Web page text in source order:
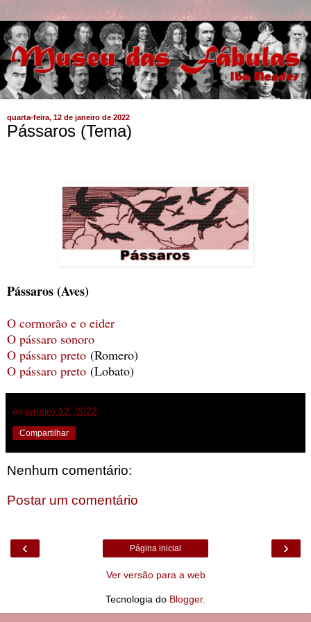
quarta-feira, 12 de janeiro de 2022
Pássaros (Tema)
Pássaros (Aves)
O cormorão e o eider
O pássaro sonoro
O pássaro preto (Romero)
O pássaro preto (Lobato)
às janeiro 12, 2022
Compartilhar
Nenhum comentário:
Postar um comentário
‹ ›
Página inicial
Ver versão para a web
Tecnologia do Blogger.